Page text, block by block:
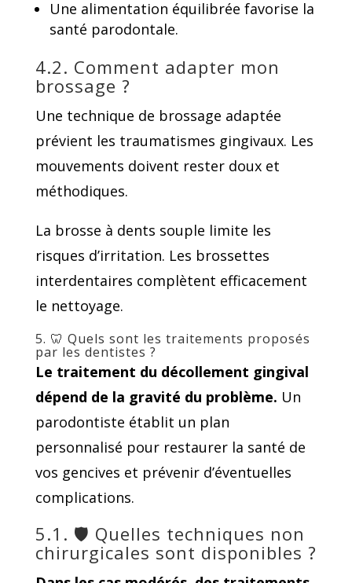
Une alimentation équilibrée favorise la
santé parodontale.
4.2. Comment adapter mon
brossage ?
Une technique de brossage adaptée
prévient les traumatismes gingivaux. Les
mouvements doivent rester doux et
méthodiques.
La brosse à dents souple limite les
risques d’irritation. Les brossettes
interdentaires complètent efficacement
le nettoyage.
5. 🦷 Quels sont les traitements proposés
par les dentistes ?
Le traitement du décollement gingival
dépend de la gravité du problème. Un
parodontiste établit un plan
personnalisé pour restaurer la santé de
vos gencives et prévenir d’éventuelles
complications.
5.1. 🛡️ Quelles techniques non
chirurgicales sont disponibles ?